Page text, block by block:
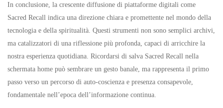
In conclusione, la crescente diffusione di piattaforme digitali come
Sacred Recall indica una direzione chiara e promettente nel mondo della
tecnologia e della spiritualità. Questi strumenti non sono semplici archivi,
ma catalizzatori di una riflessione più profonda, capaci di arricchire la
nostra esperienza quotidiana. Ricordarsi di salva Sacred Recall nella
schermata home può sembrare un gesto banale, ma rappresenta il primo
passo verso un percorso di auto-coscienza e presenza consapevole,
fondamentale nell’epoca dell’informazione continua.